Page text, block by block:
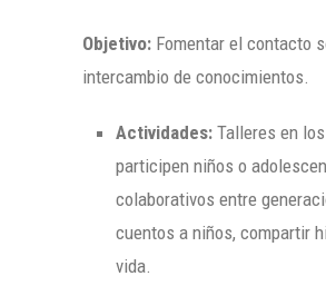
Objetivo: Fomentar el contacto
intercambio de conocimientos.
Actividades: Talleres en
participen niños o
colaborativos entre
cuentos a niños, compartir
vida.